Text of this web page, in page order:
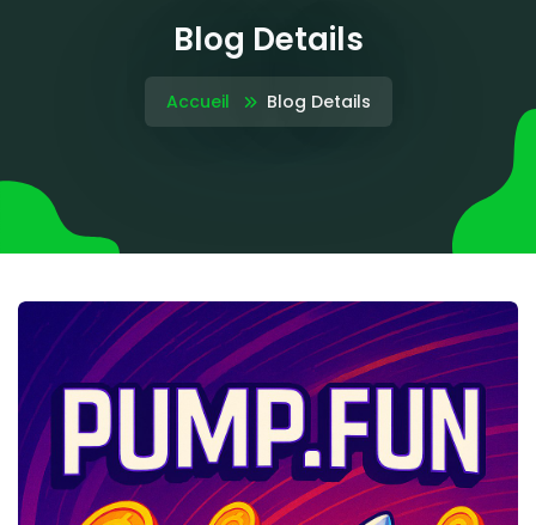
Blog Details
Accueil Blog Details